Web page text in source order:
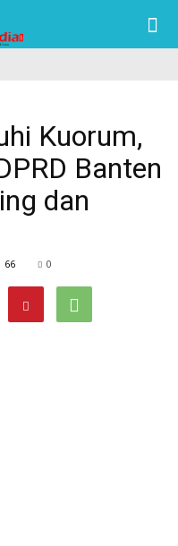
Kuorum,
Banten
dan
66 0